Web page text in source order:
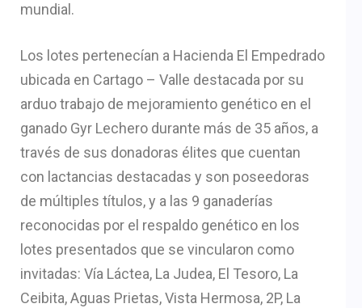
mundial.
Los lotes pertenecían a Hacienda El Empedrado
ubicada en Cartago – Valle destacada por su
arduo trabajo de mejoramiento genético en el
ganado Gyr Lechero durante más de 35 años, a
través de sus donadoras élites que cuentan
con lactancias destacadas y son poseedoras
de múltiples títulos, y a las 9 ganaderías
reconocidas por el respaldo genético en los
lotes presentados que se vincularon como
invitadas: Vía Láctea, La Judea, El Tesoro, La
Ceibita, Aguas Prietas, Vista Hermosa, 2P, La